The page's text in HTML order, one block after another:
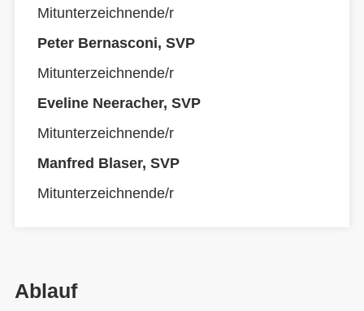
Mitunterzeichnende/r
Peter Bernasconi, SVP
Mitunterzeichnende/r
Eveline Neeracher, SVP
Mitunterzeichnende/r
Manfred Blaser, SVP
Mitunterzeichnende/r
Ablauf